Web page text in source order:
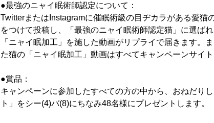
●最強のニャイ眠術師認定について：
TwitterまたはInstagramに催眠術級の目ヂカラがある愛猫
をつけて投稿し、「最強のニャイ眠術師認定猫」に選ば
「ニャイ眠加工」を施した動画がリプライで届きます。
た猫の「ニャイ眠加工」動画はすべてキャンペーンサイト
●賞品：
キャンペーンに参加したすべての方の中から、おねだり
ト」をシー(4)バ(8)にちなみ48名様にプレゼントします。